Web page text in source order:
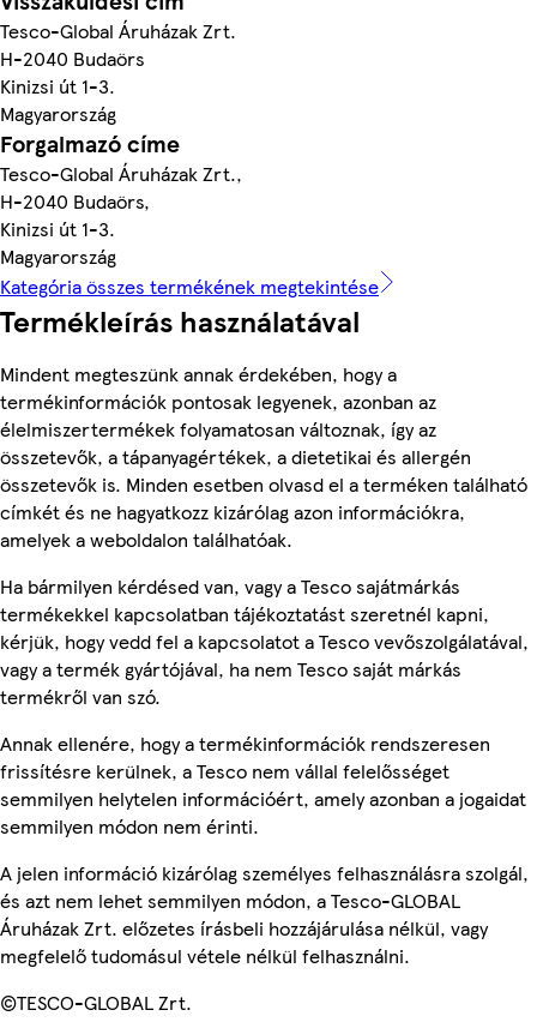
Tesco-Global Áruházak Zrt.
H-2040 Budaörs
Kinizsi út 1-3.
Magyarország
Forgalmazó címe
Tesco-Global Áruházak Zrt.,
H-2040 Budaörs,
Kinizsi út 1-3.
Magyarország
Kategória összes termékének megtekintése
Termékleírás használatával
Mindent megteszünk annak érdekében, hogy a
termékinformációk pontosak legyenek, azonban az
élelmiszertermékek folyamatosan változnak, így az
összetevők, a tápanyagértékek, a dietetikai és allergén
összetevők is. Minden esetben olvasd el a terméken található
címkét és ne hagyatkozz kizárólag azon információkra,
amelyek a weboldalon találhatóak.
Ha bármilyen kérdésed van, vagy a Tesco sajátmárkás
termékekkel kapcsolatban tájékoztatást szeretnél kapni,
kérjük, hogy vedd fel a kapcsolatot a Tesco vevőszolgálatával,
vagy a termék gyártójával, ha nem Tesco saját márkás
termékről van szó.
Annak ellenére, hogy a termékinformációk rendszeresen
frissítésre kerülnek, a Tesco nem vállal felelősséget
semmilyen helytelen információért, amely azonban a jogaidat
semmilyen módon nem érinti.
A jelen információ kizárólag személyes felhasználásra szolgál,
és azt nem lehet semmilyen módon, a Tesco-GLOBAL
Áruházak Zrt. előzetes írásbeli hozzájárulása nélkül, vagy
megfelelő tudomásul vétele nélkül felhasználni.
©TESCO-GLOBAL Zrt.